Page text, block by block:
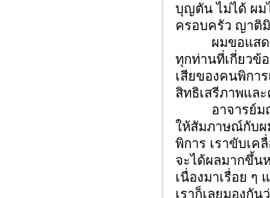
บุญตัน ไม่ได้ ผม
ครอบครัว ญาติ
ผมขอแสดงค
ทุกท่านที่เกี่ยวข้
เสียของคนพิกา
สิทธิเสรีภาพแล
อาจารย์มณเ
ให้สัมภาษณ์กับผ
พิการ เราขับเค
จะได้ผลมากขึ้น
เนื่องมาเรื่อย ๆ
เราก็เลยมองกั